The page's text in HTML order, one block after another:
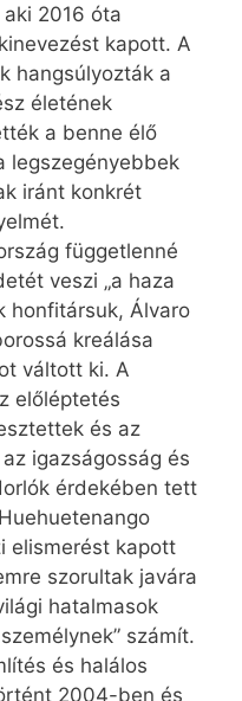
2016 óta
kapott. A
hangsúlyozták a
életének
a benne élő
legszegényebbek
iránt konkrét
függetlenné
veszi „a haza
honfitársuk, Álva­ro
kreálása
váltott ki. A
előléptetés
és az
igazságosság és
érdekében tett
elismerést kapott
szorultak javára
hatalmasok
számít.
és halálos
2004-ben és